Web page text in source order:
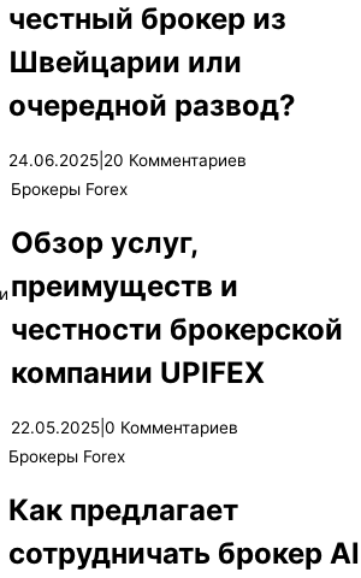
честный брокер из
Швейцарии или
очередной развод?
24.06.2025 20 Комментариев
Брокеры Forex
Обзор услуг,
преимуществ и
честности брокерской
компании UPIFEX
22.05.2025 |0 Комментариев
Брокеры Forex
Как предлагает
сотрудничать брокер Al